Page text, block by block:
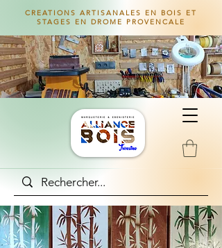
CREATIONS ARTISANALES EN BOIS ET
STAGES EN DROME PROVENCALE